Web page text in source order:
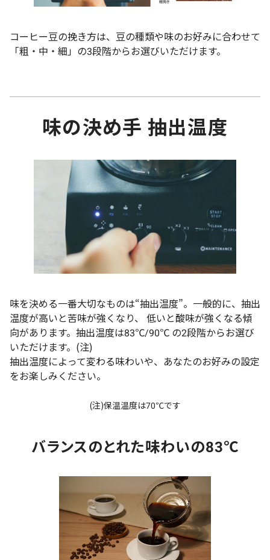
コーヒー豆の挽き方は、豆の種類や味のお好みに合わせて
「粗・中・細」の3段階からお選びいただけます。
味の決め手 抽出温度
味を決める一番大切なものは“抽出温度”。一般的に、抽出
温度が高いと苦味が強くなり、 低いと酸味が強くなる傾
向があります。抽出温度は83℃/90℃ の2段階からお選び
いただけます。(注)
抽出温度によって変わる味わいや、あなたのお好みの設定
をお楽しみください。
(注)保温温度は70℃です
バランスのとれた味わいの83℃